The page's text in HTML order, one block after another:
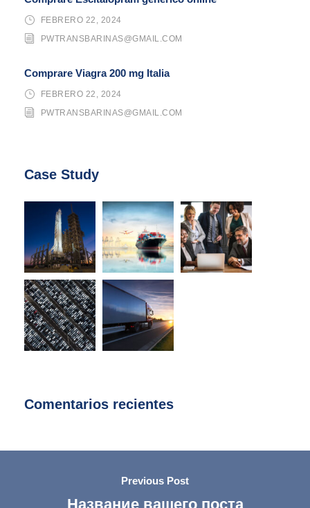
FEBRERO 22, 2024
PWTRANSBARINAS@GMAIL.COM
Comprare Viagra 200 mg Italia
FEBRERO 22, 2024
PWTRANSBARINAS@GMAIL.COM
Case Study
Comentarios recientes
Previous Post
Название вашего поста